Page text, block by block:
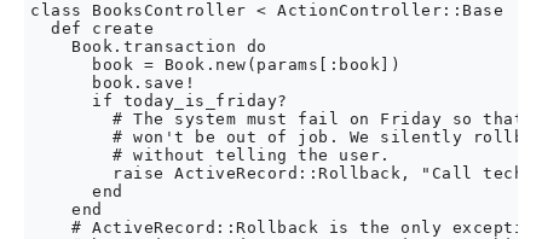
class BooksController < ActionController::Base
  def create
    Book.transaction do
      book = Book.new(params[:book])
      book.save!
      if today_is_friday?
# The system must fail on Friday so that
# won't be out of job. We silently
        # without telling the user.
raise ActiveRecord::Rollback, "Call tech
      end
    end
# ActiveRecord::Rollback is the only